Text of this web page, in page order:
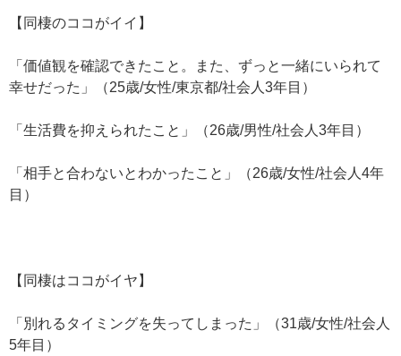
【同棲のココがイイ】
「価値観を確認できたこと。また、ずっと一緒にいられて
幸せだった」（25歳/女性/東京都/社会人3年目）
「生活費を抑えられたこと」（26歳/男性/社会人3年目）
「相手と合わないとわかったこと」（26歳/女性/社会人4年
目）
【同棲はココがイヤ】
「別れるタイミングを失ってしまった」（31歳/女性/社会人
5年目）